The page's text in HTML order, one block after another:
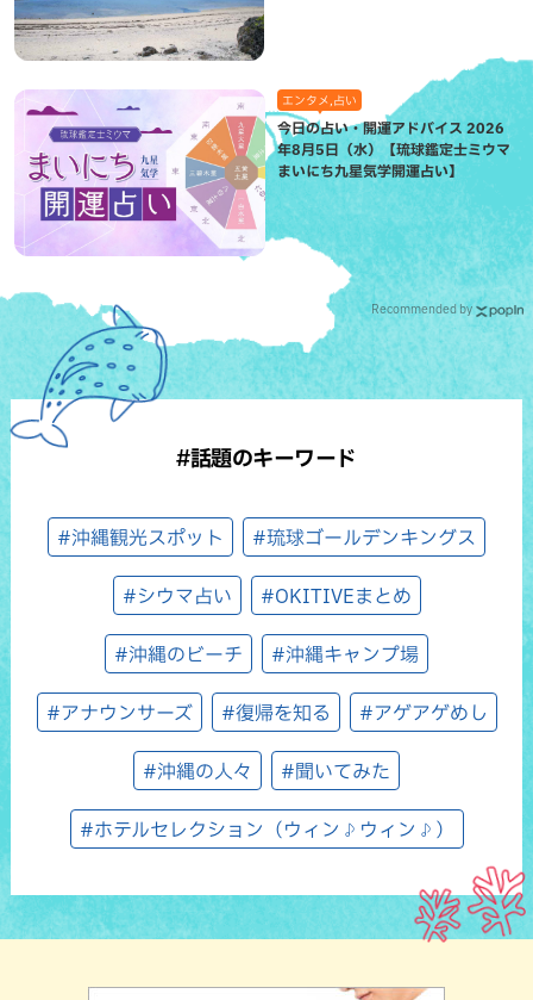
エンタメ,占い
今日の占い・開運アドバイス 2026
年8月5日（水）【琉球鑑定士ミウマ
まいにち九星気学開運占い】
Recommended by
#話題のキーワード
#沖縄観光スポット #琉球ゴールデンキングス
#シウマ占い #OKITIVEまとめ
#沖縄のビーチ #沖縄キャンプ場
#アナウンサーズ #復帰を知る #アゲアゲめし
#沖縄の人々 #聞いてみた
#ホテルセレクション（ウィン♪ウィン♪）